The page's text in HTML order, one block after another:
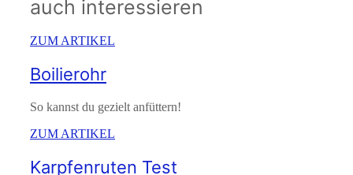
auch interessieren
ZUM ARTIKEL
Boilierohr
So kannst du gezielt anfüttern!
ZUM ARTIKEL
Karpfenruten Test